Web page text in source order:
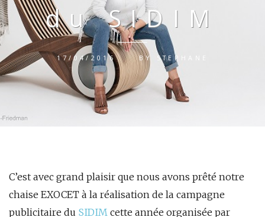
du SIDIM
17/04/2016 BY STEPHANE
C’est avec grand plaisir que nous avons prêté notre
chaise EXOCET à la réalisation de la campagne
publicitaire du SIDIM cette année organisée par